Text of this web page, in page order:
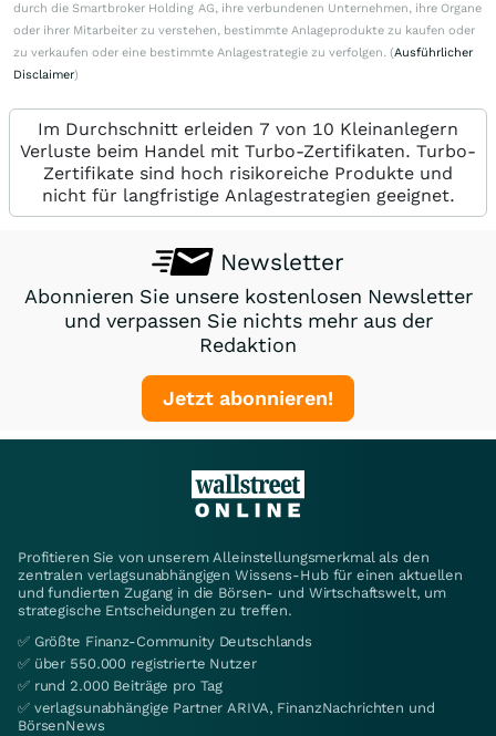
durch die Smartbroker Holding AG, ihre verbundenen Unternehmen, ihre Organe
oder ihrer Mitarbeiter zu verstehen, bestimmte Anlageprodukte zu kaufen oder
zu verkaufen oder eine bestimmte Anlagestrategie zu verfolgen. (Ausführlicher
Disclaimer)
Im Durchschnitt erleiden 7 von 10 Kleinanlegern
Verluste beim Handel mit Turbo-Zertifikaten. Turbo-
Zertifikate sind hoch risikoreiche Produkte und
nicht für langfristige Anlagestrategien geeignet.
Newsletter
Abonnieren Sie unsere kostenlosen Newsletter
und verpassen Sie nichts mehr aus der
Redaktion
Jetzt abonnieren!
Profitieren Sie von unserem Alleinstellungsmerkmal als den
zentralen verlagsunabhängigen Wissens-Hub für einen aktuellen
und fundierten Zugang in die Börsen- und Wirtschaftswelt, um
strategische Entscheidungen zu treffen.
✅ Größte Finanz-Community Deutschlands
✅ über 550.000 registrierte Nutzer
✅ rund 2.000 Beiträge pro Tag
✅ verlagsunabhängige Partner ARIVA, FinanzNachrichten und
BörsenNews